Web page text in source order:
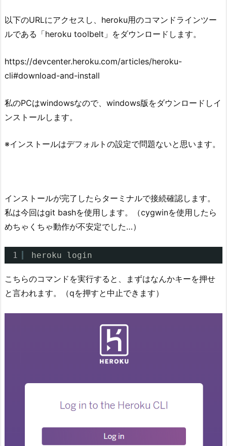
以下のURLにアクセスし、heroku用のコマンドラインツー
ルである「heroku toolbelt」をダウンロードします。
https://devcenter.heroku.com/articles/heroku-
cli#download-and-install
私のPCはwindowsなので、windows版をダウンロードしイ
ンストールします。
※インストールはデフォルトの設定で問題ないと思います。
インストールが完了したらターミナルで接続確認します。
私は今回はgit bashを使用します。（cygwinを使用したら
めちゃくちゃ動作が不安定でした…）
1 heroku login
こちらのコマンドを実行すると、まずはなんかキーを押せ
と言われます。（qを押すと中止できます）